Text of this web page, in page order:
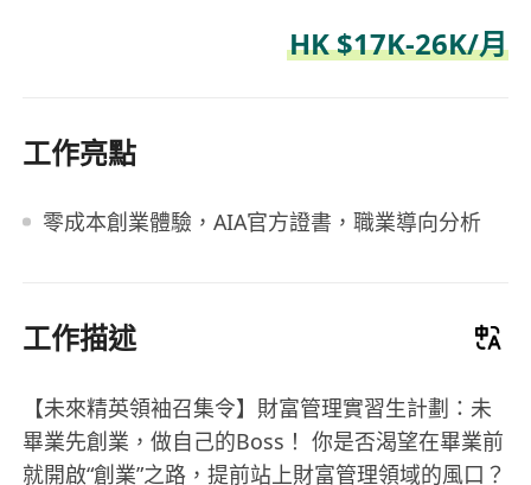
HK $17K-26K/月
工作亮點
零成本創業體驗，AIA官方證書，職業導向分析
工作描述
【未來精英領袖召集令】財富管理實習生計劃：未
畢業先創業，做自己的Boss！ 你是否渴望在畢業前
就開啟“創業”之路，提前站上財富管理領域的風口？